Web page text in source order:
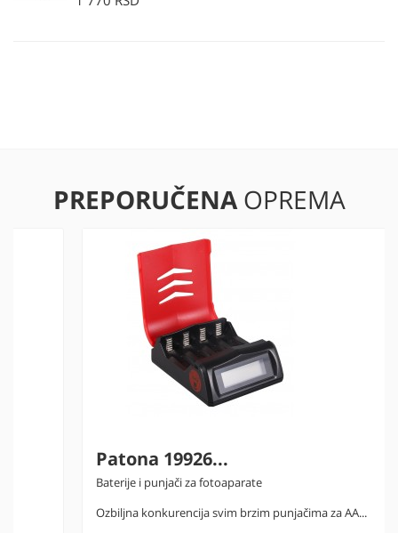
PREPORUČENAOPREMA
Patona 19926...
Baterije i punjači za fotoaparate
Ozbiljna konkurencija svim brzim punjačima za AA...